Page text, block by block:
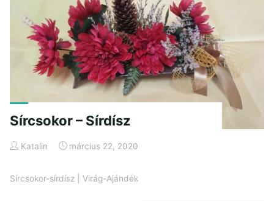
Sírcsokor – Sírdísz
Katalin március 22, 2020
Sírcsokor-sírdísz Virág-Ajándék